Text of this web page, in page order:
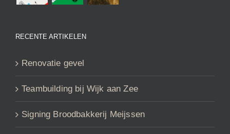
RECENTE ARTIKELEN
Renovatie gevel
Teambuilding bij Wijk aan Zee
Signing Broodbakkerij Meijssen